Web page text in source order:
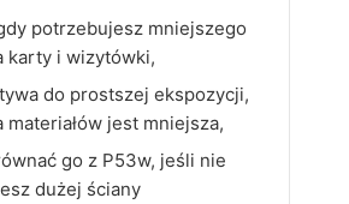
potrzebujesz mniejszego
karty i wizytówki,
do prostszej ekspozycji,
materiałów jest mniejsza,
go z P53w, jeśli nie
dużej ściany